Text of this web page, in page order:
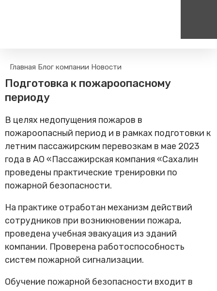
Пассажирам
Способы оплаты проезда
Камеры хранения
Правила
Маломобильным
пассажирам
Прочие услуги
лист
Трансфер пассажиров
на сайт
Единый номер вызова экстренных служб
112
Главная Блог компании Новости
Подготовка к пожароопасному
периоду
В целях недопущения пожаров в
пожароопасный период и в рамках подготовки к
летним пассажирским перевозкам в мае 2023
года в АО «Пассажирская компания «Сахалин
проведены практические тренировки по
пожарной безопасности.
На практике отработан механизм действий
сотрудников при возникновении пожара,
проведена учебная эвакуация из зданий
компании. Проверена работоспособность
систем пожарной сигнализации.
Обучение пожарной безопасности входит в